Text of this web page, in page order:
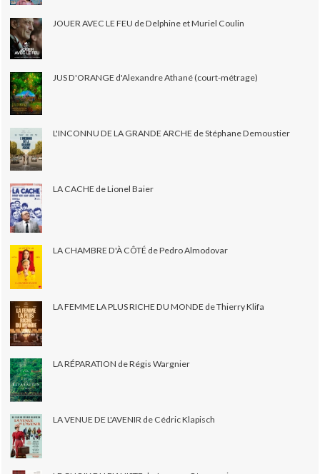
JOUER AVEC LE FEU de Delphine et Muriel Coulin
JUS D'ORANGE d'Alexandre Athané (court-métrage)
L'INCONNU DE LA GRANDE ARCHE de Stéphane Demoustier
LA CACHE de Lionel Baier
LA CHAMBRE D'À CÔTÉ de Pedro Almodovar
LA FEMME LA PLUS RICHE DU MONDE de Thierry Klifa
LA RÉPARATION de Régis Wargnier
LA VENUE DE L'AVENIR de Cédric Klapisch